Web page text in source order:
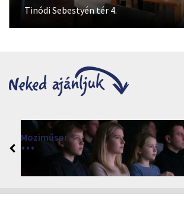
Tinódi Sebestyén tér 4.
Moziműsor
Cinema Agria, Eger 3300, Törvényház utca 4.